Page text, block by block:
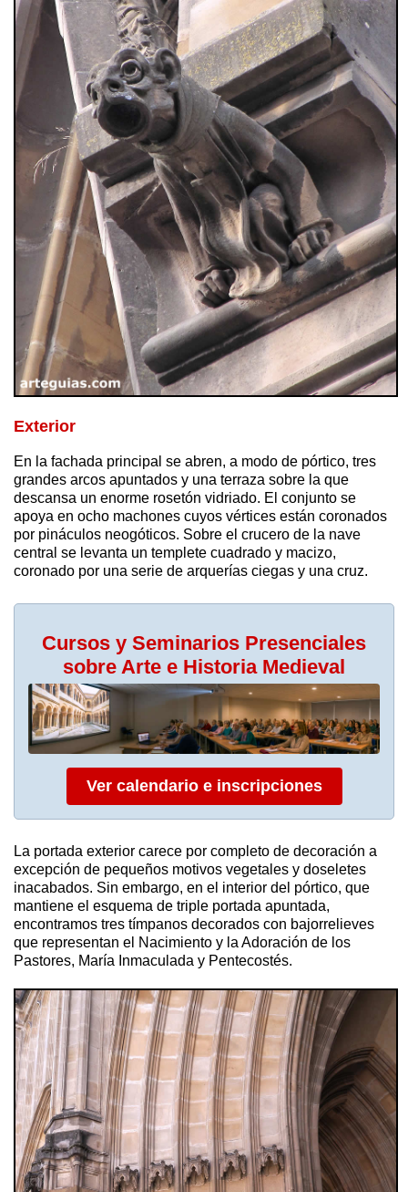
Exterior
En la fachada principal se abren, a modo de pórtico, tres
grandes arcos apuntados y una terraza sobre la que
descansa un enorme rosetón vidriado. El conjunto se
apoya en ocho machones cuyos vértices están coronados
por pináculos neogóticos. Sobre el crucero de la nave
central se levanta un templete cuadrado y macizo,
coronado por una serie de arquerías ciegas y una cruz.
Cursos y Seminarios Presenciales
sobre Arte e Historia Medieval
Ver calendario e inscripciones
La portada exterior carece por completo de decoración a
excepción de pequeños motivos vegetales y doseletes
inacabados. Sin embargo, en el interior del pórtico, que
mantiene el esquema de triple portada apuntada,
encontramos tres tímpanos decorados con bajorrelieves
que representan el Nacimiento y la Adoración de los
Pastores, María Inmaculada y Pentecostés.